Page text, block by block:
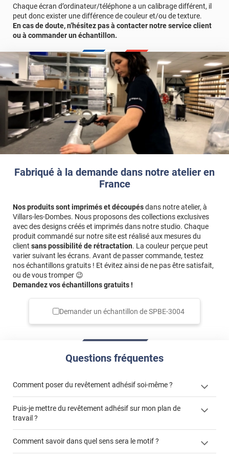
Fabriqué à la demande dans notre atelier en
France
Nos produits sont imprimés et découpésdans notre atelier, à
Villars-les-Dombes. Nous proposons des collections exclusives
avec des designs créés et imprimés dans notre studio. Chaque
produit commandé sur notre site est réalisé aux mesures du
client sans possibilité de rétractation. La couleur perçue peut
varier suivant les écrans. Avant de passer commande, testez
nos échantillons gratuits ! Et évitez ainsi de ne pas être satisfait,
ou de vous tromper 😉
Demandez vos échantillons gratuits !
Demander un échantillon deSPBE-3004
Questions fréquentes
Comment poser du revêtement adhésif soi-même ?
« Comment poser un revêtement adhésif ? »
Puis-je mettre du revêtement adhésif sur mon plan de
travail ?
Comment savoir dans quel sens sera le motif ?
dans votre intérieur, n’hésitez pas à commander un échantillon
gratuit.
Chaque écran d’ordinateur/téléphone a un calibrage différent, il
peut donc exister une différence de couleur et/ou de texture.
En cas de doute, n’hésitez pas à contacter notre service client
ou à commander un échantillon.